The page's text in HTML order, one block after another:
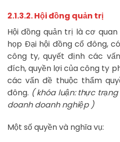
2.1.3.2. Hội đồng quản trị
Hội đồng quản trị là cơ
họp Đại hội đồng cổ đông,
công ty, quyết định các
đích, quyền lợi của công ty
các vấn đề thuộc thẩm
đông. ( khóa luận: thực
doanh doanh nghiệp )
Một số quyền và nghĩa vụ: